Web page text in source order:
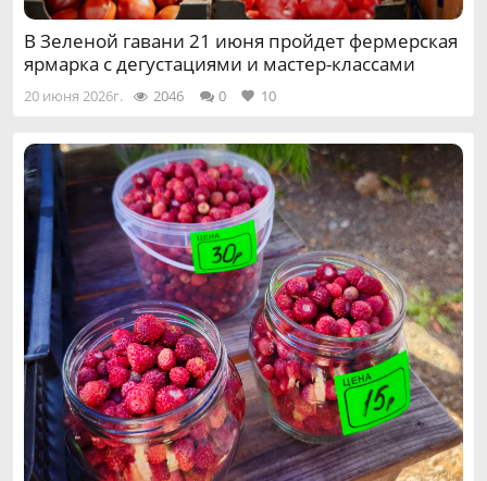
В Зеленой гавани 21 июня пройдет фермерская
ярмарка с дегустациями и мастер-классами
20 июня 2026г. 2046 0 10